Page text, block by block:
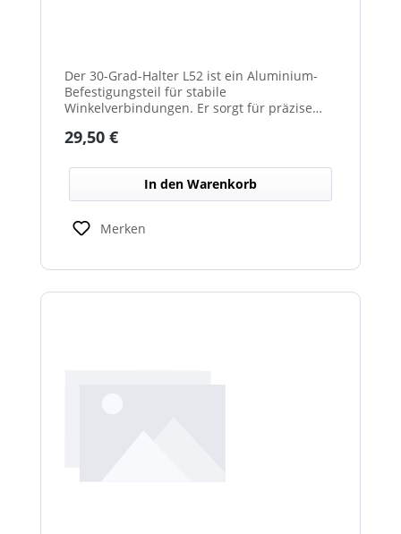
Der 30-Grad-Halter L52 ist ein Aluminium-
Befestigungsteil für stabile
Winkelverbindungen. Er sorgt für präzise
Durch das leichte, korrosionsbeständige
Anwendungen.
Regulärer Preis:
29,50 €
In den Warenkorb
Merken